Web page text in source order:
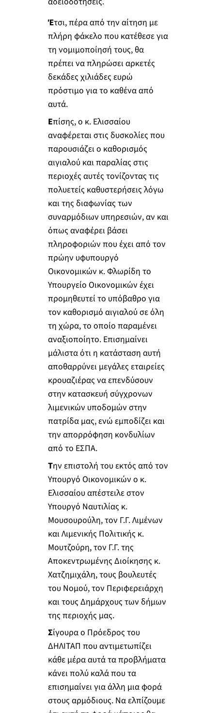
Έτσι, πέρα από την αίτηση με
πλήρη φάκελο που κατέθεσε για
τη νομιμοποίησή τους, θα
πρέπει να πληρώσει αρκετές
δεκάδες χιλιάδες ευρώ
πρόστιμο για το καθένα από
αυτά.
Επίσης, ο κ. Ελισσαίου
αναφέρεται στις δυσκολίες που
παρουσιάζει ο καθορισμός
αιγιαλού και παραλίας στις
περιοχές αυτές τονίζοντας τις
πολυετείς καθυστερήσεις λόγω
και της διαφωνίας των
συναρμόδιων υπηρεσιών, αν και
όπως αναφέρει βάσει
πληροφοριών που έχει από τον
πρώην υφυπουργό
Οικονομικών κ. Φλωρίδη το
Υπουργείο Οικονομικών έχει
προμηθευτεί το υπόβαθρο για
τον καθορισμό αιγιαλού σε όλη
τη χώρα, το οποίο παραμένει
αναξιοποίητο. Επισημαίνει
μάλιστα ότι η κατάσταση αυτή
αποθαρρύνει μεγάλες εταιρείες
κρουαζιέρας να επενδύσουν
στην κατασκευή σύγχρονων
λιμενικών υποδομών στην
πατρίδα μας, ενώ εμποδίζει και
την απορρόφηση κονδυλίων
από το ΕΣΠΑ.
Την επιστολή του εκτός από τον
Υπουργό Οικονομικών ο κ.
Ελισσαίου απέστειλε στον
Υπουργό Ναυτιλίας κ.
Μουσουρούλη, τον Γ.Γ. Λιμένων
και Λιμενικής Πολιτικής κ.
Μουτζούρη, τον Γ.Γ. της
Αποκεντρωμένης Διοίκησης κ.
Χατζημιχάλη, τους βουλευτές
του Νομού, τον Περιφερειάρχη
και τους Δημάρχους των δήμων
της περιοχής μας.
Σίγουρα ο Πρόεδρος του
ΔΗΛΙΤΑΠ που αντιμετωπίζει
κάθε μέρα αυτά τα προβλήματα
κάνει πολύ καλά που τα
επισημαίνει για άλλη μια φορά
στους αρμόδιους. Να ελπίζουμε